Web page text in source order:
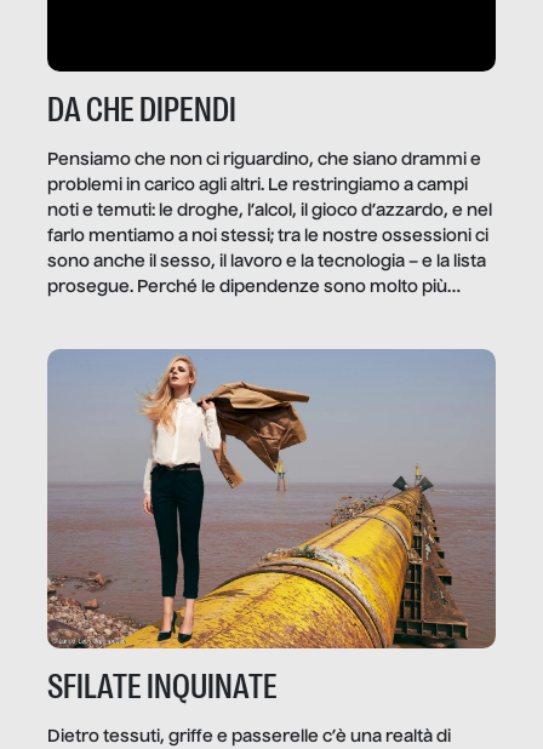
DA CHE DIPENDI
Pensiamo che non ci riguardino, che siano drammi e
problemi in carico agli altri. Le restringiamo a campi
noti e temuti: le droghe, l’alcol, il gioco d’azzardo, e nel
farlo mentiamo a noi stessi; tra le nostre ossessioni ci
sono anche il sesso, il lavoro e la tecnologia – e la lista
prosegue. Perché le dipendenze sono molto più
trae un guadagno. In questo reportage vediamo
quale e come.
SFILATE INQUINATE
Dietro tessuti, griffe e passerelle c’è una realtà di